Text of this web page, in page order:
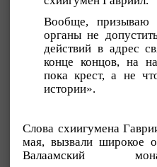
Вообще, призываю
органы не
действий в адрес
конце концов, на
пока крест, а не
истории».
Слова схиигумена
мая, вызвали широкое
Валаамский